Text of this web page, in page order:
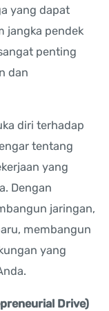
yang dapat
jangka pendek
penting
dan
diri terhadap
tentang
yang
Dengan
jaringan,
membangun
yang
Drive)